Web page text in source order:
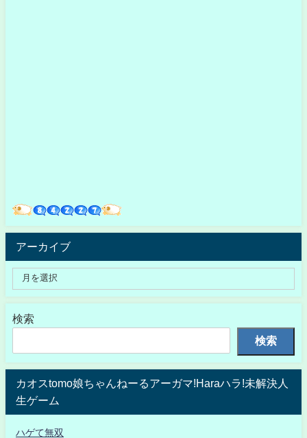
アーカイブ
検索
検索
カオスtomo娘ちゃんねーるアーガマ!Haraハラ!未解決人
生ゲーム
ハゲて無双